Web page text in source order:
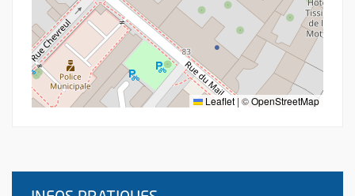
Leaflet| ©OpenStreetMap